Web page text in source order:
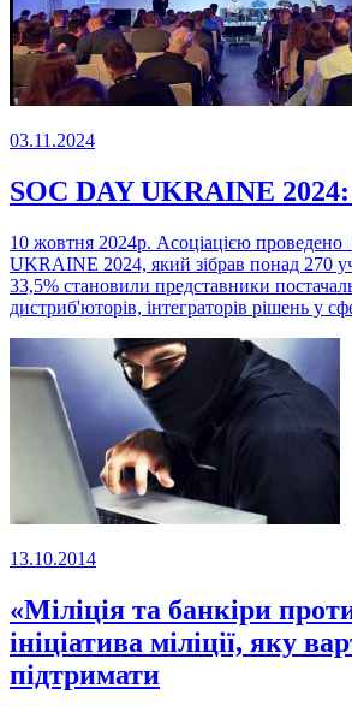
03.11.2024
SOC DAY UKRAINE
10 жовтня 2024р. Асоціацією
UKRAINE 2024, який зібрав понад 270
33,5% становили представники
дистриб'юторів, інтеграторів рішень у
13.10.2014
«Міліція та банкіри
ініціатива міліції, яку
підтримати